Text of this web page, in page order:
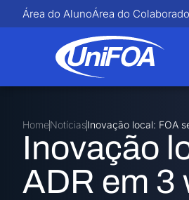
Área do AlunoÁrea do
HomeNotíciasInovação local: FOA
Inovação
ADR em 3